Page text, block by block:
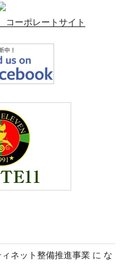
ーポレートサイト
ネット整備推進事業 に な